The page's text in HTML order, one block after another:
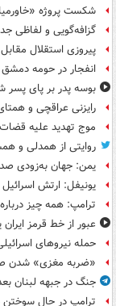
شکست پروژه
گزافه‌گویی و لفاظی
پیروزی استقلال
انفجار در حومه
بوسه‌ پدر بر پای
رایزنی عراقچی و
موج تهدید علیه
روایتی از همدلی و
یمن: جهان به‌زودی
یونیفل: ارتش اسرائیل در یک روز ۱۱۳ توپ به
ترامپ: همه چیز
عبور از خط قرمز
حمله نیروهای
«ضربه مغزی» شدن
جنگ در جبهه لبنان
ترامپ در حال